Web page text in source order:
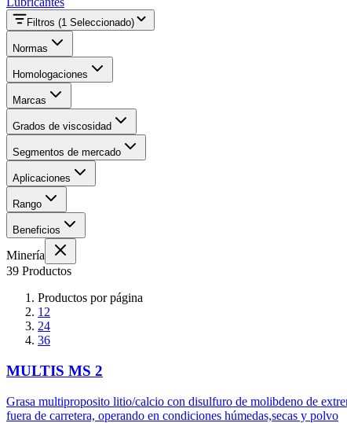
Filtros (1 Seleccionado)
Normas
Homologaciones
Marcas
Grados de viscosidad
Segmentos de mercado
Aplicaciones
Rango
Beneficios
Minería
39 Productos
Productos por página
12
24
36
MULTIS MS 2
Grasa multiproposito litio/calcio con disulfuro de molibdeno de
fuera de carretera, operando en condiciones húmedas,secas y polvo